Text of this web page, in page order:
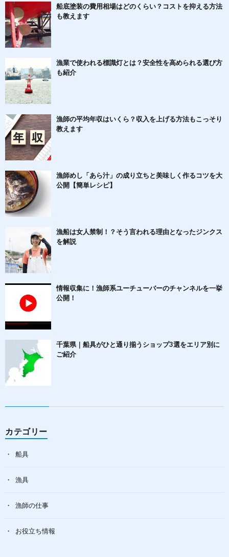
船底塗装の費用相場はどのくらい？コストを抑える方法
も教えます
漁業で使われる標識灯とは？安全性を高められる選び方
も紹介
漁師の平均年収はいくら？収入を上げる方法もこっそり
教えます
漁師めし「あら汁」の成り立ちと美味しく作るコツを大
公開【簡単レシピ】
漁船は女人禁制！？そう言われる理由となったジンクス
を解説
情報収集に！漁師系ユーチューバーのチャンネルを一挙
公開！
千葉県｜船具がひと通り揃うショップ3選をエリア別に
ご紹介
カテゴリー
船具
漁具
漁師の仕事
お役立ち情報